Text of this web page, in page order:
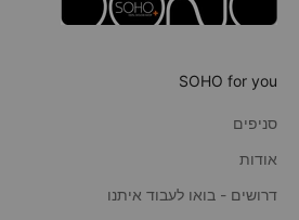
SOHO for you
סניפים
אודות
דרושים - בואו לעבוד איתנו